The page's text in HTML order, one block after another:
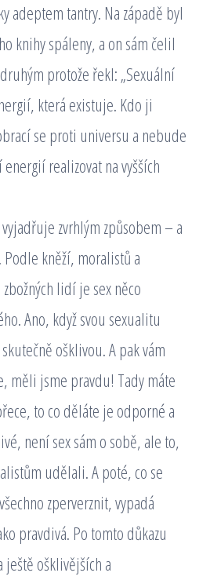
adeptem tantry. Na západě byl
knihy spáleny, a on sám čelil
protože řekl: „Sexuální
která existuje. Kdo ji
se proti universu a nebude
realizovat na vyšších
zvrhlým způsobem – a
Podle kněží, moralistů a
lidí je sex něco
Ano, když svou sexualitu
ošklivou. A pak vám
měli jsme pravdu! Tady máte
to co děláte je odporné a
není sex sám o sobě, ale to,
udělali. A poté, co se
zperverznit, vypadá
pravdivá. Po tomto důkazu
ještě ošklivějších a